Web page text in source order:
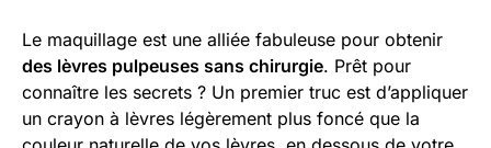
Le maquillage est une alliée fabuleuse pour obtenir
des lèvres pulpeuses sans chirurgie. Prêt pour
connaître les secrets ? Un premier truc est d’appliquer
un crayon à lèvres légèrement plus foncé que la